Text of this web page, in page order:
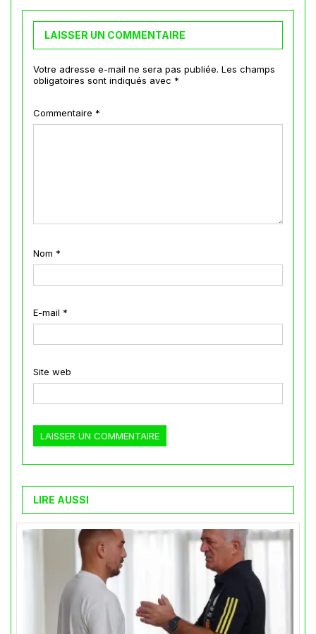
LAISSER UN COMMENTAIRE
Votre adresse e-mail ne sera pas publiée. Les champs
obligatoires sont indiqués avec *
Commentaire *
Nom *
E-mail *
Site web
LIRE AUSSI